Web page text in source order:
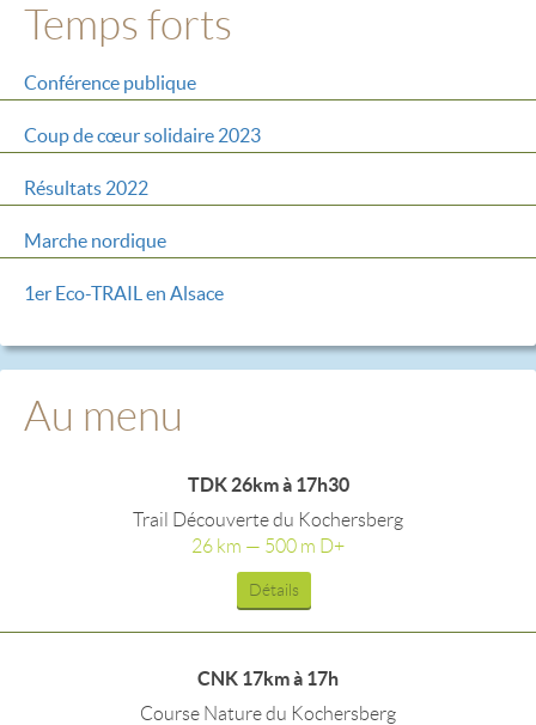
Temps forts
Conférence publique
Coup de cœur solidaire 2023
Résultats 2022
Marche nordique
1er Eco-TRAIL en Alsace
Au menu
TDK 26km à 17h30
Trail Découverte du Kochersberg
26 km — 500 m D+
Détails
CNK 17km à 17h
Course Nature du Kochersberg